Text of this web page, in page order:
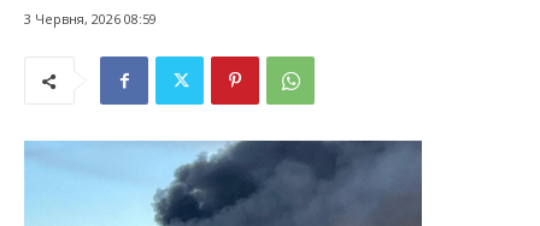
3 Червня, 2026 08:59